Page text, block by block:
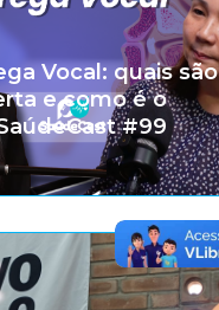
Vocal: quais são
e como é o
#99